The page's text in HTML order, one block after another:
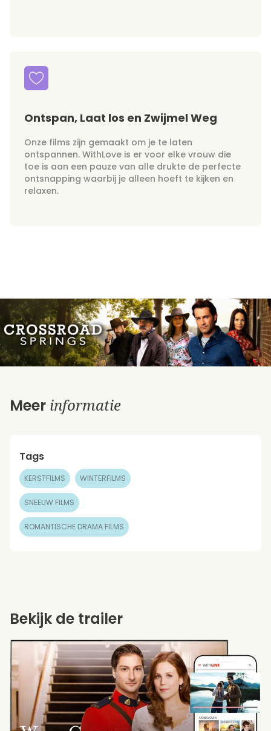
Ontspan, Laat los en Zwijmel Weg
Onze films zijn gemaakt om je te laten
ontspannen. WithLove is er voor elke vrouw die
toe is aan een pauze van alle drukte de perfecte
ontsnapping waarbij je alleen hoeft te kijken en
relaxen.
Meer informatie
Tags
KERSTFILMS WINTERFILMS
SNEEUW FILMS
ROMANTISCHE DRAMA FILMS
Bekijk de trailer